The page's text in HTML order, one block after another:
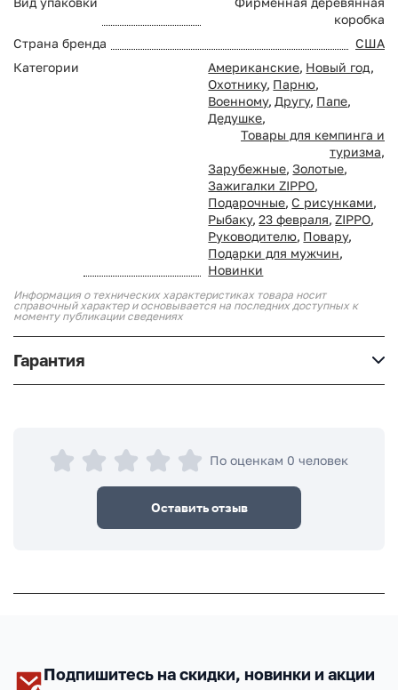
коробка
Страна бренда
США
Категории
Американские, Новый год,
Охотнику, Парню,
Военному, Другу, Папе,
Дедушке,
Товары для кемпинга и
туризма,
Зарубежные, Золотые,
Зажигалки ZIPPO,
Подарочные, С рисунками,
Рыбаку, 23 февраля, ZIPPO,
Руководителю, Повару,
Подарки для мужчин,
Новинки
Информация о технических характеристиках товара носит
справочный характер и основывается на последних доступных к
моменту публикации сведениях
Гарантия
По оценкам 0 человек
Оставить отзыв
Подпишитесь на скидки, новинки и акции